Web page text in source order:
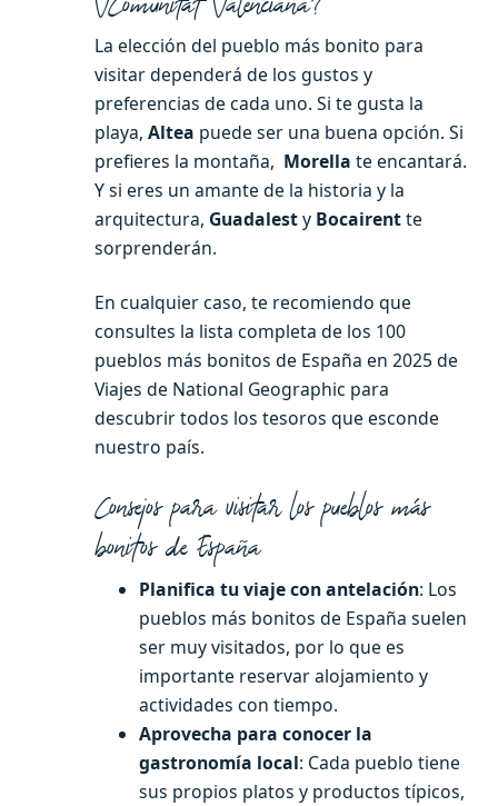
La elección del pueblo más bonito para
visitar dependerá de los gustos y
preferencias de cada uno. Si te gusta la
playa, Altea puede ser una buena opción. Si
prefieres la montaña, Morella te encantará.
Y si eres un amante de la historia y la
arquitectura, Guadalesty Bocairentte
sorprenderán.
En cualquier caso, te recomiendo que
consultes la lista completa de los 100
pueblos más bonitos de España en 2025 de
Viajes de National Geographic para
descubrir todos los tesoros que esconde
nuestro país.
Consejos para visitar los pueblos más
bonitos de España
Planifica tu viaje con antelación: Los
pueblos más bonitos de España suelen
ser muy visitados, por lo que es
importante reservar alojamiento y
actividades con tiempo.
Aprovecha para conocer la
gastronomía local: Cada pueblo tiene
sus propios platos y productos típicos,